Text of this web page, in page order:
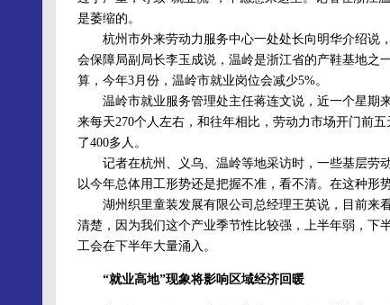
是萎缩的。
杭州市外来劳动力服务中心一处处长向明华介绍说
会保障局副局长李玉成说，温岭是浙江省的产鞋基地之
算，今年3月份，温岭市就业岗位会减少5%。
温岭市就业服务管理处主任蒋连文说，近一个星期
来每天270个人左右，和往年相比，劳动力市场开门前
了400多人。
记者在杭州、义乌、温岭等地采访时，一些基层劳
以今年总体用工形势还是把握不准，看不清。在这种形
湖州织里童装发展有限公司总经理王英说，目前来
清楚，因为我们这个产业季节性比较强，上半年弱，下
工会在下半年大量涌入。
“就业高地”现象将影响区域经济回暖